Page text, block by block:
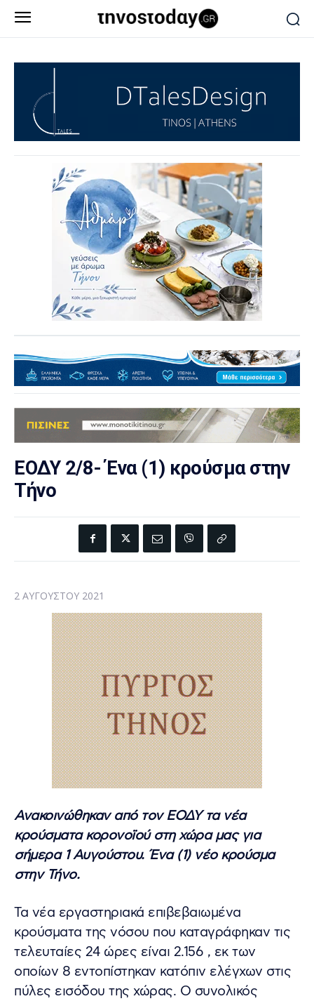
ΕΟΔΥ 2/8- Ένα (1) κρούσμα στην
Τήνο
2 ΑΥΓΟΎΣΤΟΥ 2021
Ανακοινώθηκαν από τον ΕΟΔΥ τα νέα
κρούσματα κορονοϊού στη χώρα μας για
σήμερα 1 Αυγούστου. Ένα (1) νέο κρούσμα
στην Τήνο.
Τα νέα εργαστηριακά επιβεβαιωμένα
κρούσματα της νόσου που καταγράφηκαν τις
τελευταίες 24 ώρες είναι 2.156 , εκ των
οποίων 8 εντοπίστηκαν κατόπιν ελέγχων στις
πύλες εισόδου της χώρας. Ο συνολικός